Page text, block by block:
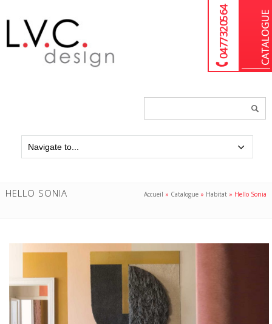
04 77 32 05 64
HELLO SONIA Accueil » Catalogue » Habitat » Hello Sonia